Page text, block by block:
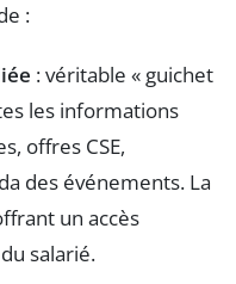
:
: véritable « guichet
les informations
offres CSE,
des événements. La
un accès
salarié.